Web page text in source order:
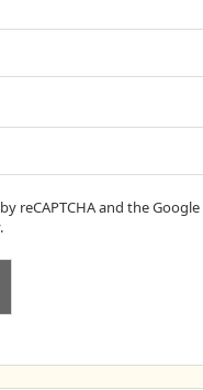
reCAPTCHA and the Google